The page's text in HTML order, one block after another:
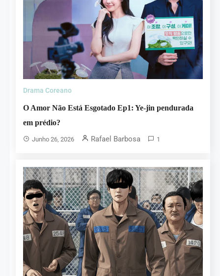
Drama Coreano
O Amor Não Está Esgotado Ep1: Ye-jin pendurada
em prédio?
Junho 26, 2026 Rafael Barbosa 1